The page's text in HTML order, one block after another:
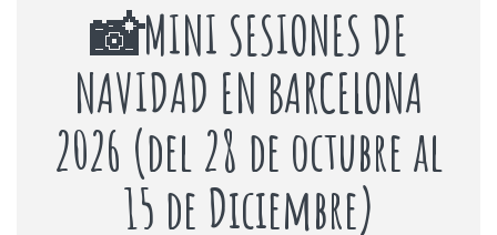
📸MINI SESIONES DE
NAVIDAD EN BARCELONA
2026 (del 28 de octubre al
15 de Diciembre)